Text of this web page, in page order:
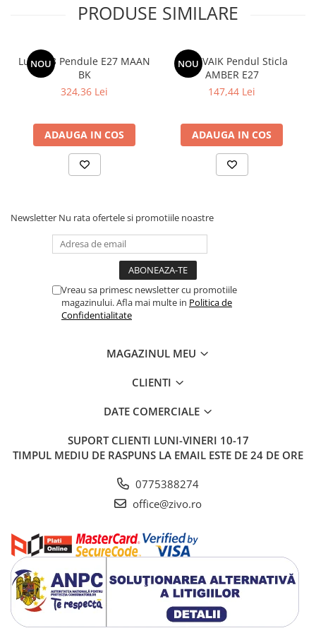
PRODUSE SIMILARE
NOU
Lustra 3 Pendule E27 MAAN
BK
324,36 Lei
ADAUGA IN COS
NOU
MEREVAIK Pendul Sticla
AMBER E27
147,44 Lei
ADAUGA IN COS
Newsletter Nu rata ofertele si promotiile noastre
Vreau sa primesc newsletter cu promotiile
magazinului. Afla mai multe in Politica de
Confidentialitate
MAGAZINUL MEU
CLIENTI
DATE COMERCIALE
SUPORT CLIENTI LUNI-VINERI 10-17
TIMPUL MEDIU DE RASPUNS LA EMAIL ESTE DE 24 DE ORE
0775388274
office@zivo.ro